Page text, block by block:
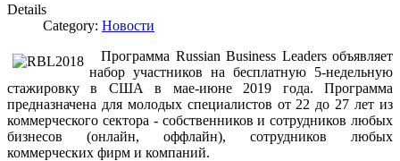
Details
Category: Новости
Программа Russian Business Leaders объявляет
набор участников на бесплатную 5-недельную
стажировку в США в мае-июне 2019 года. Программа
предназначена для молодых специалистов от 22 до 27 лет из
коммерческого сектора - собственников и сотрудников любых
бизнесов (онлайн, оффлайн), сотрудников любых
коммерческих фирм и компаний.